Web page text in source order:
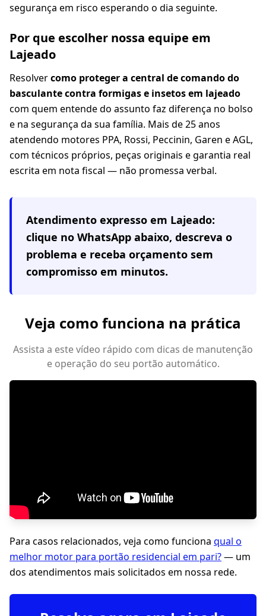
segurança em risco esperando o dia seguinte.
Por que escolher nossa equipe em
Lajeado
Resolvercomo proteger a central de comando do
basculante contra formigas e insetos em lajeado
com quem entende do assunto faz diferença no bolso
e na segurança da sua família. Mais de 25 anos
atendendo motores PPA, Rossi, Peccinin, Garen e AGL,
com técnicos próprios, peças originais e garantia real
escrita em nota fiscal — não promessa verbal.
Atendimento expresso em Lajeado:
clique no WhatsApp abaixo, descreva o
problema e receba orçamento sem
compromisso em minutos.
Veja como funciona na prática
Assista a este vídeo rápido com dicas de manutenção
e operação do seu portão automático.
Para casos relacionados, veja como funciona qual o
melhor motor para portão residencial em pari?— um
dos atendimentos mais solicitados em nossa rede.